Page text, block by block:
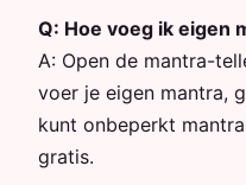
Q: Hoe voeg ik eigen
A: Open de mantra-
voer je eigen mantra,
kunt onbeperkt
gratis.